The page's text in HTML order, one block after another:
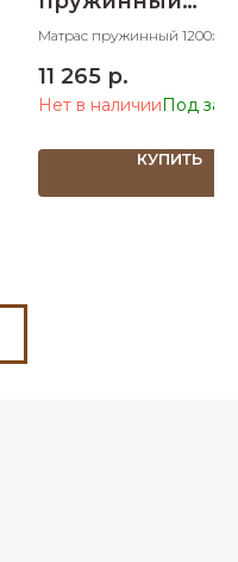
1200х2000х160
Матрас пружинный
11 265 р.
Нет в наличии
КУПИТЬ